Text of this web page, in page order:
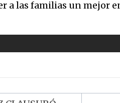
a las familias un mejor